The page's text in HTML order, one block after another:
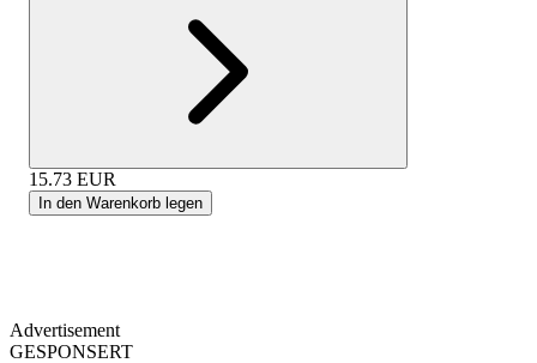
15.73 EUR
In den Warenkorb legen
Advertisement
GESPONSERT